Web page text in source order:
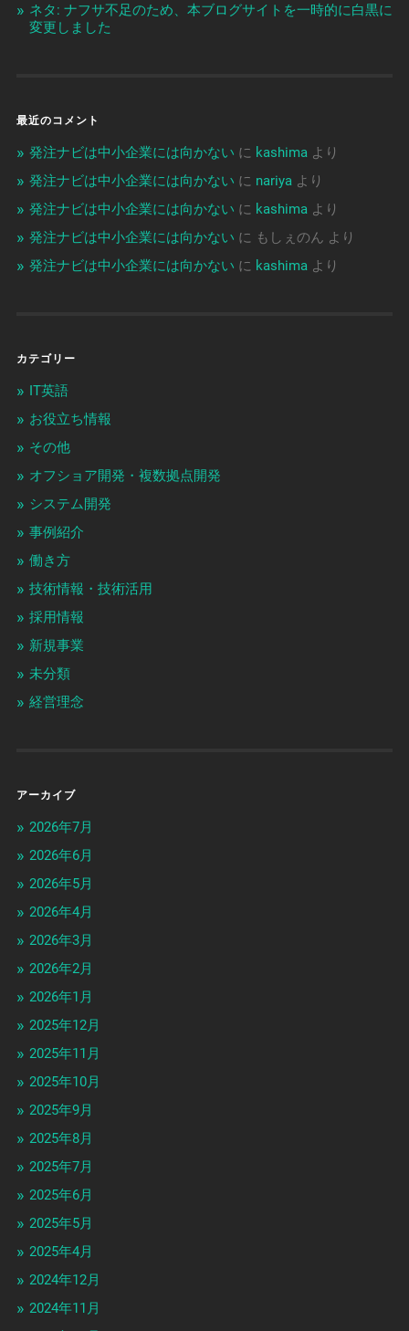
ネタ: ナフサ不足のため、本ブログサイトを一時的に白黒に
変更しました
最近のコメント
発注ナビは中小企業には向かない に kashimaより
発注ナビは中小企業には向かない に nariyaより
発注ナビは中小企業には向かない に kashimaより
発注ナビは中小企業には向かない に もしぇのん より
発注ナビは中小企業には向かない に kashimaより
カテゴリー
IT英語
お役立ち情報
その他
オフショア開発・複数拠点開発
システム開発
事例紹介
働き方
技術情報・技術活用
採用情報
新規事業
未分類
経営理念
アーカイブ
2026年7月
2026年6月
2026年5月
2026年4月
2026年3月
2026年2月
2026年1月
2025年12月
2025年11月
2025年10月
2025年9月
2025年8月
2025年7月
2025年6月
2025年5月
2025年4月
2024年12月
2024年11月